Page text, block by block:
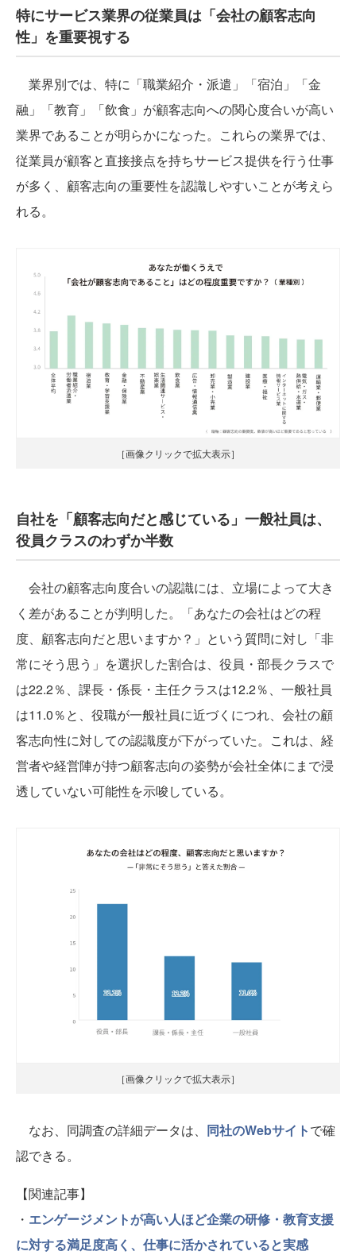
特にサービス業界の従業員は「会社の顧客志向
性」を重要視する
業界別では、特に「職業紹介・派遣」「宿泊」「金
融」「教育」「飲食」が顧客志向への関心度合いが高い
業界であることが明らかになった。これらの業界では、
従業員が顧客と直接接点を持ちサービス提供を行う仕事
が多く、顧客志向の重要性を認識しやすいことが考えら
れる。
［画像クリックで拡大表示］
自社を「顧客志向だと感じている」一般社員は、
役員クラスのわずか半数
会社の顧客志向度合いの認識には、立場によって大き
く差があることが判明した。「あなたの会社はどの程
度、顧客志向だと思いますか？」という質問に対し「非
常にそう思う」を選択した割合は、役員・部長クラスで
は22.2％、課長・係長・主任クラスは12.2％、一般社員
は11.0％と、役職が一般社員に近づくにつれ、会社の顧
客志向性に対しての認識度が下がっていた。これは、経
営者や経営陣が持つ顧客志向の姿勢が会社全体にまで浸
透していない可能性を示唆している。
［画像クリックで拡大表示］
なお、同調査の詳細データは、 同社のWebサイトで確
認できる。
【関連記事】
・ エンゲージメントが高い人ほど企業の研修・教育支援
に対する満足度高く、仕事に活かされていると実感